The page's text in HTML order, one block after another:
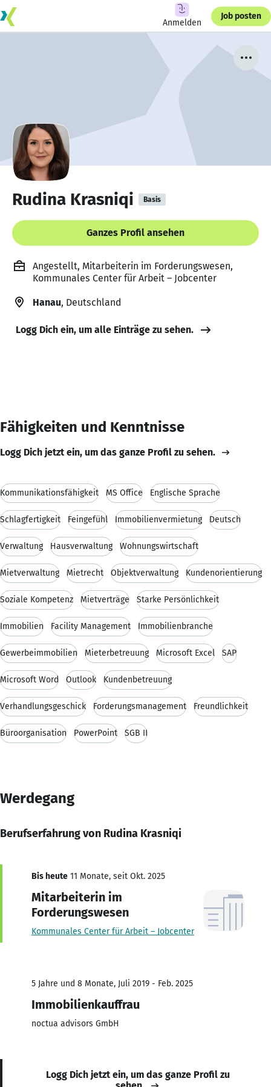
Anmelden
Job posten
Rudina Krasniqi Basis
Ganzes Profil ansehen
Angestellt, Mitarbeiterin im Forderungswesen,
Kommunales Center für Arbeit – Jobcenter
Hanau, Deutschland
Logg Dich ein, um alle Einträge zu sehen.
Fähigkeiten und Kenntnisse
Logg Dich jetzt ein, um das ganze Profil zu sehen.
Kommunikationsfähigkeit MS Office Englische Sprache
Schlagfertigkeit Feingefühl Immobilienvermietung Deutsch
Verwaltung Hausverwaltung Wohnungswirtschaft
Mietverwaltung Mietrecht Objektverwaltung Kundenorientierung
Soziale Kompetenz Mietverträge Starke Persönlichkeit
Immobilien Facility Management Immobilienbranche
Gewerbeimmobilien Mieterbetreuung Microsoft Excel SAP
Microsoft Word Outlook Kundenbetreuung
Verhandlungsgeschick Forderungsmanagement Freundlichkeit
Büroorganisation PowerPoint SGB II
Werdegang
Berufserfahrung von Rudina Krasniqi
Bis heute 11 Monate, seit Okt. 2025
Mitarbeiterin im
Forderungswesen
Kommunales Center für Arbeit – Jobcenter
5 Jahre und 8 Monate, Juli 2019 - Feb. 2025
Immobilienkauffrau
noctua advisors GmbH
Logg Dich jetzt ein, um das ganze Profil zu